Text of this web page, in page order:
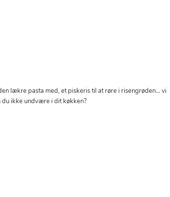
lækre pasta med, et piskeris til at røre i risengrøden… vi
du ikke undvære i dit køkken?